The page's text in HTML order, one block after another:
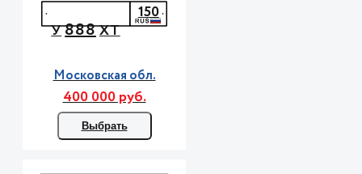
У888ХТ
150
Московская обл.
400 000 руб.
Выбрать